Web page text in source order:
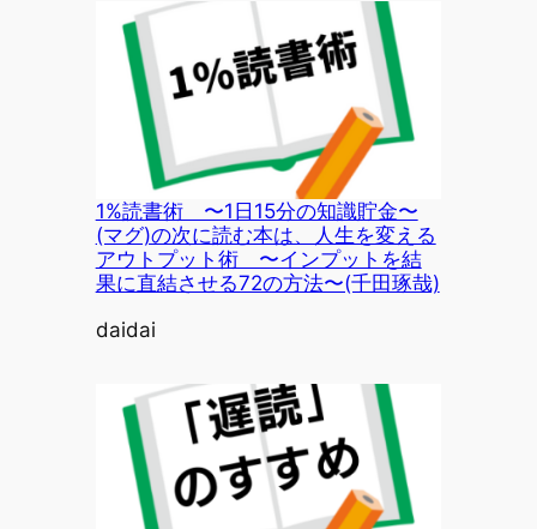
1%読書術 〜1日15分の知識貯金〜
(マグ)の次に読む本は、人生を変える
アウトプット術 〜インプットを結
果に直結させる72の方法〜(千田琢哉)
投稿者
daidai